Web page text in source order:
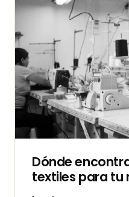
Dónde
textiles para tu